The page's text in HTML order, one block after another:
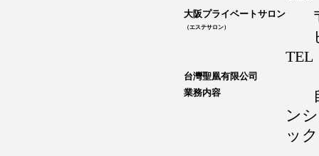
大阪プライベートサロン
（エステサロン）
TEL
台灣聖凰有限公司
業務内容
ン
ッ